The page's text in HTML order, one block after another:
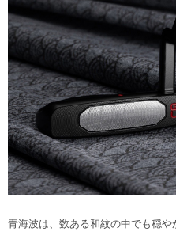
青海波は、数ある和紋の中でも穏